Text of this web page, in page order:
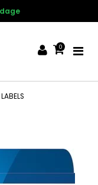
0
LABELS